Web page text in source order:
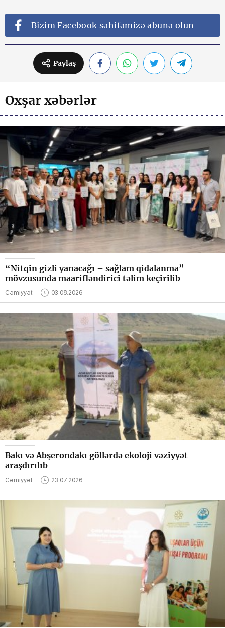
Bizim Facebook səhifəmizə abunə olun
Paylaş
Oxşar xəbərlər
“Nitqin gizli yanacağı – sağlam qidalanma”
mövzusunda maarifləndirici təlim keçirilib
Cəmiyyət 03.08.2026
Bakı və Abşerondakı göllərdə ekoloji vəziyyət
araşdırılıb
Cəmiyyət 23.07.2026